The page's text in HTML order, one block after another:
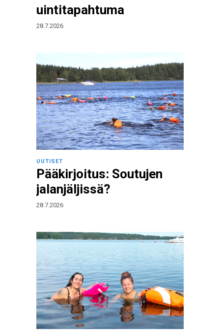
uintitapahtuma
28.7.2026
UUTISET
Pääkirjoitus: Soutujen
jalanjäljissä?
28.7.2026